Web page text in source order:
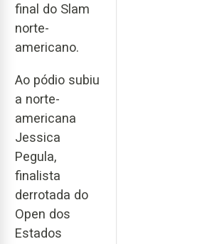
final do Slam
norte-
americano.
Ao pódio subiu
a norte-
americana
Jessica
Pegula,
finalista
derrotada do
Open dos
Estados